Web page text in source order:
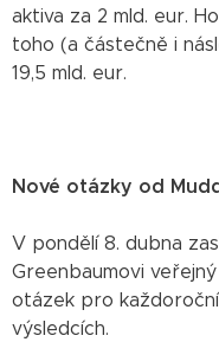
aktiva za 2 mld. eur.
toho (a částečně i
19,5 mld. eur.
Nové otázky od
V pondělí 8. dubna
Greenbaumovi veřejný
otázek pro
výsledcích.